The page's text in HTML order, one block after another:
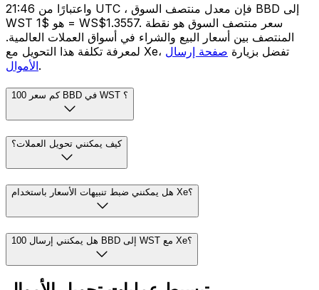
واعتبارًا من 21:46 UTC ، فإن معدل منتصف السوق BBD إلى
WST هو $1 = WS$1.3557. سعر منتصف السوق هو نقطة
المنتصف بين أسعار البيع والشراء في أسواق العملات العالمية.
لمعرفة تكلفة هذا التحويل مع Xe، تفضل بزيارة صفحة إرسال
الأموال.
كم سعر 100 BBD في WST ؟
كيف يمكنني تحويل العملات؟
هل يمكنني ضبط تنبيهات الأسعار باستخدام Xe؟
هل يمكنني إرسال 100 BBD إلى WST مع Xe؟